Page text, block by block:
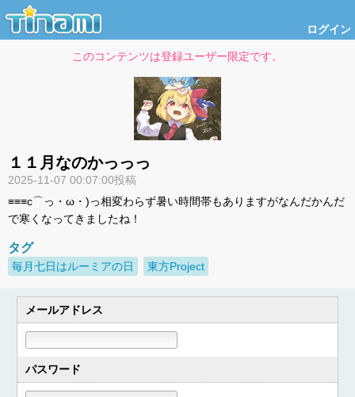
ログイン
このコンテンツは登録ユーザー限定です。
１１月なのかっっっ
2025-11-07 00:07:00投稿
≡≡≡c⌒っ・ω・)っ相変わらず暑い時間帯もありますがなんだかんだ
で寒くなってきましたね！
タグ
毎月七日はルーミアの日 東方Project
メールアドレス
パスワード